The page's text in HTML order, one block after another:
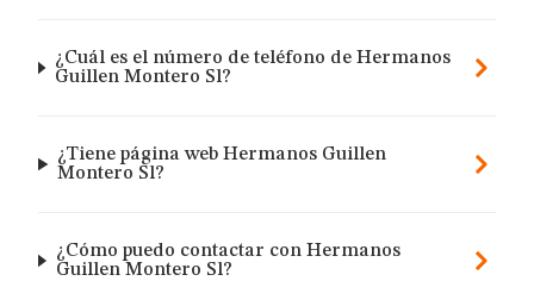
¿Cuál es el número de teléfono de Hermanos
Guillen Montero Sl?
¿Tiene página web Hermanos Guillen
Montero Sl?
¿Cómo puedo contactar con Hermanos
Guillen Montero Sl?